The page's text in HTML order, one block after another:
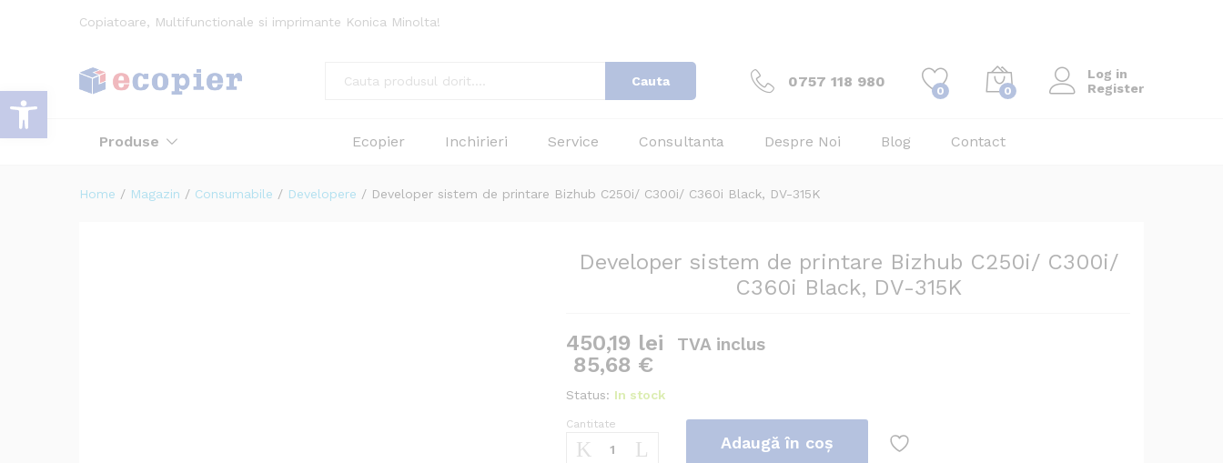
Copiatoare, Multifunctionale si imprimante Konica Minolta!
Cauta 0757 118 980
0 0
Log in
Register
Produse Ecopier Inchirieri Service Consultanta Despre Noi Blog Contact
Home / Magazin / Consumabile / Developere / Developer sistem de printare Bizhub C250i/ C300i/ C360i Black, DV-315K
Developer sistem de printare Bizhub C250i/ C300i/
C360i Black, DV-315K
450,19 lei TVA inclus
85,68 €
Status: In stock
Developer
sistem
Cantitate
Adaugă în coș
315K
Deschide bara de unelte